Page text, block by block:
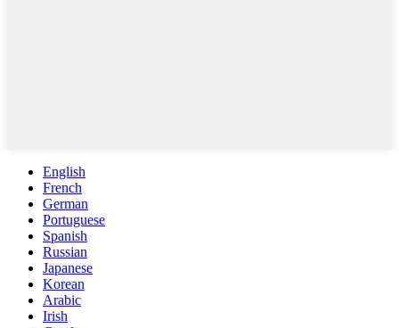
English
French
German
Portuguese
Spanish
Russian
Japanese
Korean
Arabic
Irish